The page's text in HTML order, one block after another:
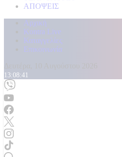
ΑΠΟΨΕΙΣ
Αρχική
Kontra Live
Καταγγελίες
Επικοινωνία
13:08:44